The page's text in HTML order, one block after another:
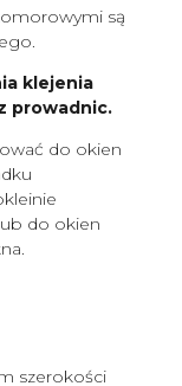
są
klejenia
prowadnic.
do okien
do okien
szerokości